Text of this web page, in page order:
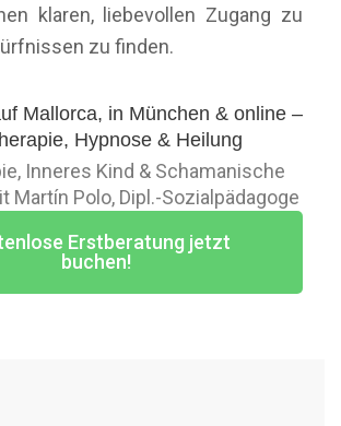
klaren, liebevollen Zugang zu
zu finden.
Inneres Kind & Schamanische
Martín Polo, Dipl.-Sozialpädagoge
Erstberatung jetzt
buchen!